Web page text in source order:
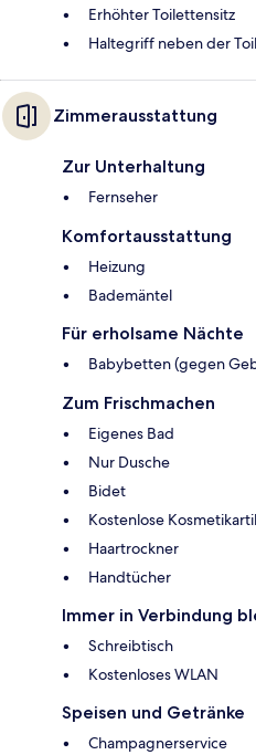
Erhöhter Toilettensitz
Haltegriff neben der
Zimmerausstattung
Zur Unterhaltung
Fernseher
Komfortausstattung
Heizung
Bademäntel
Für erholsame Nächte
Babybetten (gegen
Zum Frischmachen
Eigenes Bad
Nur Dusche
Bidet
Kostenlose
Haartrockner
Handtücher
Immer in Verbindung
Schreibtisch
Kostenloses WLAN
Speisen und Getränke
Champagnerservice